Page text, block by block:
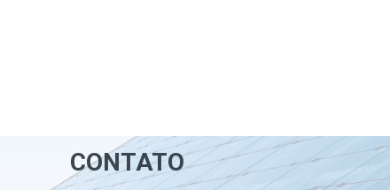
CONTATO